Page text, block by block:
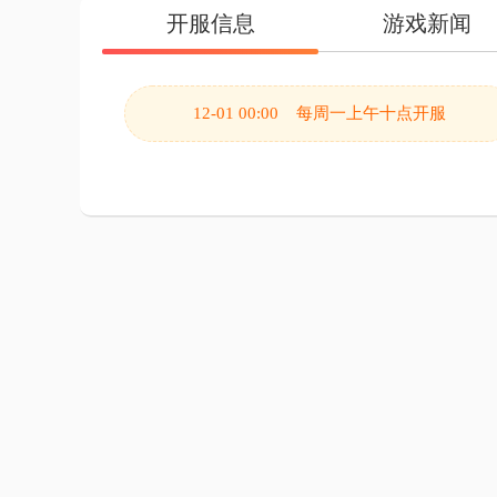
开服信息 游戏新闻
12-01 00:00 每周一上午十点开服